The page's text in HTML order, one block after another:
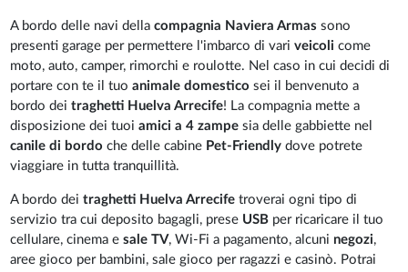
A bordo delle navi dellacompagnia Naviera Armas sono
presenti garage per permettere l'imbarco di variveicolicome
moto, auto, camper, rimorchi e roulotte. Nel caso in cui decidi di
portare con te il tuoanimale domesticosei il benvenuto a
bordo deitraghetti Huelva Arrecife! La compagnia mette a
disposizione dei tuoiamici a 4 zampe sia delle gabbiette nel
canile di bordo che delle cabine Pet-Friendly dove potrete
viaggiare in tutta tranquillità.
A bordo deitraghetti Huelva Arrecife troverai ogni tipo di
servizio tra cui deposito bagagli, prese USB per ricaricare il tuo
cellulare, cinema esale TV, Wi-Fi a pagamento, alcuni negozi,
aree gioco per bambini, sale gioco per ragazzi e casinò. Potrai